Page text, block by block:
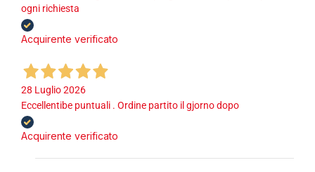
ogni richiesta
Acquirente verificato
28 Luglio 2026
Eccellentibe puntuali . Ordine partito il gjorno dopo
Acquirente verificato